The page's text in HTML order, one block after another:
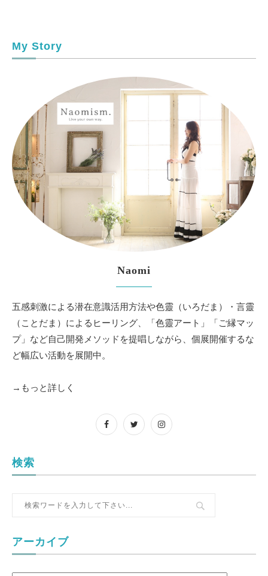
My Story
Naomi
五感刺激による潜在意識活用方法や色靈（いろだま）・言靈
（ことだま）によるヒーリング、「色靈アート」「ご縁マッ
プ」など自己開発メソッドを提唱しながら、個展開催するな
ど幅広い活動を展開中。
→もっと詳しく
検索
アーカイブ